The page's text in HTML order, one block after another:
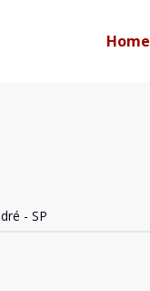
Home
- SP